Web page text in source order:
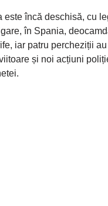
este încă deschisă, cu
în Spania,
iar patru percheziții
și noi acțiuni